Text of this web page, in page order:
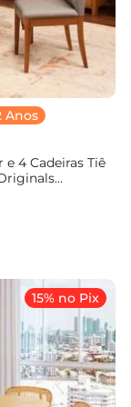
Anos
4 Cadeiras Tiê
15% no Pix